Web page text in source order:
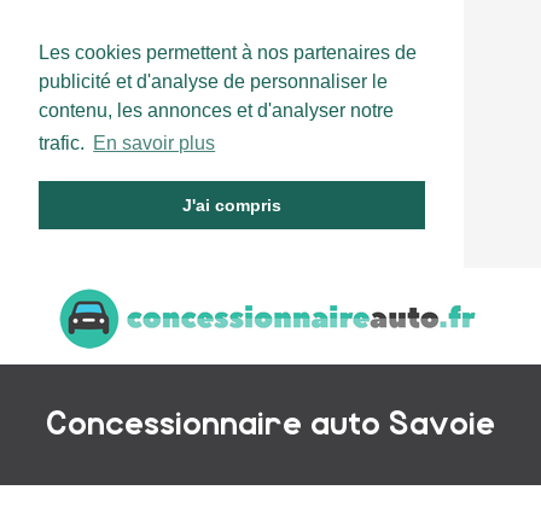
Les cookies permettent à nos partenaires de
publicité et d'analyse de personnaliser le
contenu, les annonces et d'analyser notre
trafic. En savoir plus
J'ai compris
Concessionnaire auto Savoie